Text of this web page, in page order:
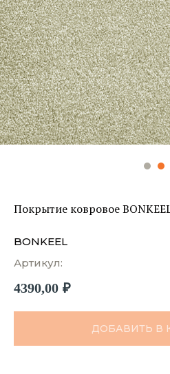
Покрытие ковровое
BONKEEL
Артикул:
4390,00 ₽
ДОБАВИТЬ В